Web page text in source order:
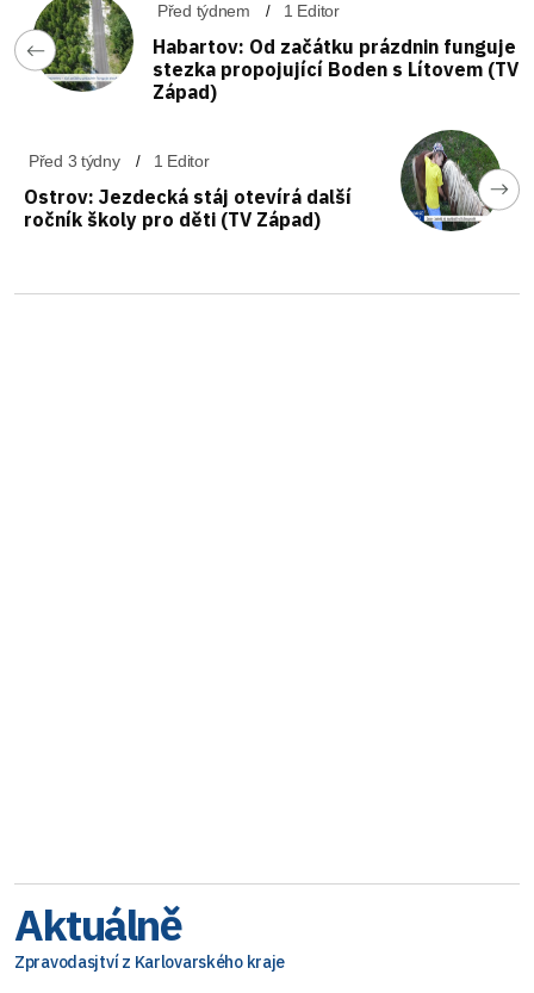
Před týdnem 1 Editor
Habartov: Od začátku prázdnin funguje
stezka propojující Boden s Lítovem (TV
Západ)
Před 3 týdny 1 Editor
Ostrov: Jezdecká stáj otevírá další
ročník školy pro děti (TV Západ)
Aktuálně
Zpravodasjtví z Karlovarského kraje